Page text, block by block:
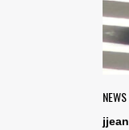
NEWS